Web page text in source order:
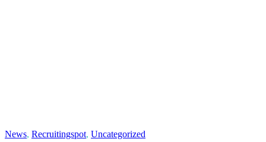
News, Recruitingspot, Uncategorized